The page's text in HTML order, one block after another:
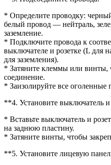
* Определите проводку:
белый провод — нейтраль,
заземление.
* Подключите провода к
выключателе и розетке (L для
для заземления).
* Затяните клеммы или винты,
соединение.
* Заизолируйте все оголенные
**4. Установите выключатель
* Вставьте выключатель и
на заднюю пластину.
* Затяните винты, чтобы
**5. Установите лицевую